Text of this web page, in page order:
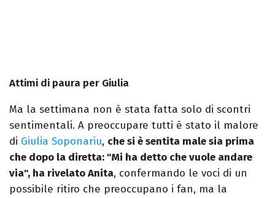
Attimi di paura per Giulia
Ma la settimana non è stata fatta solo di scontri
sentimentali. A preoccupare tutti è stato il malore
di Giulia Soponariu, che si è sentita male sia prima
che dopo la diretta: "Mi ha detto che vuole andare
via", ha rivelato Anita, confermando le voci di un
possibile ritiro che preoccupano i fan, ma la